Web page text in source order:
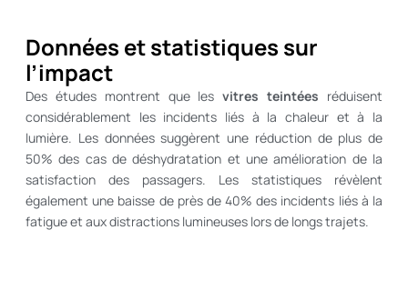
Données et statistiques sur
l’impact
Des études montrent que lesvitres teintées réduisent
considérablement les incidents liés à la chaleur et à la
lumière. Les données suggèrent une réduction de plus de
50% des cas de déshydratation et une amélioration de la
satisfaction des passagers. Les statistiques révèlent
également une baisse de près de 40% des incidents liés à la
fatigue et aux distractions lumineuses lors de longs trajets.